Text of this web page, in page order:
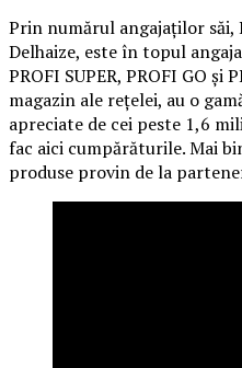
Prin numărul angajaților
Delhaize, este în topul
PROFI SUPER, PROFI GO și
magazin ale rețelei, au o
apreciate de cei peste 1,6
fac aici cumpărăturile. Mai
produse provin de la